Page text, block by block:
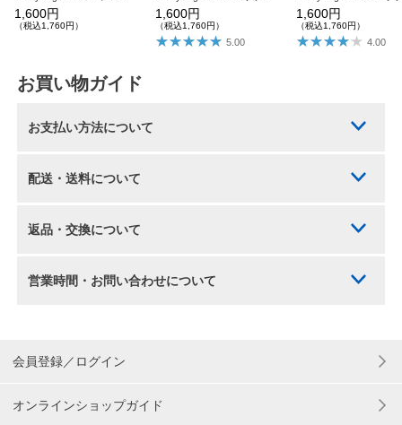
1,600円
（税込1,760円）
1,600円
（税込1,760円）
5.00
1,600円
（税込1,760円）
4.00
お買い物ガイド
お支払い方法について
配送・送料について
返品・交換について
営業時間・お問い合わせについて
会員登録／ログイン
オンラインショップガイド